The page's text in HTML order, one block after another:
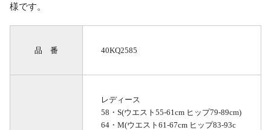
様です。
品 番 40KQ2585
レディース
58・S(ウエスト55-61cm ヒップ79-89cm)
64・M(ウエスト61-67cm ヒップ83-93c